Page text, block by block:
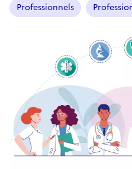
Professionnels